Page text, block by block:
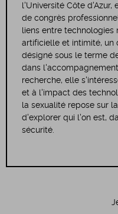
l'Université Côte
de congrès
liens entre
artificielle et intimité, un
désigné sous le terme
dans
recherche, elle
et à l'impact des
la sexualité repose sur
d'explorer qui l'on est,
sécurité.